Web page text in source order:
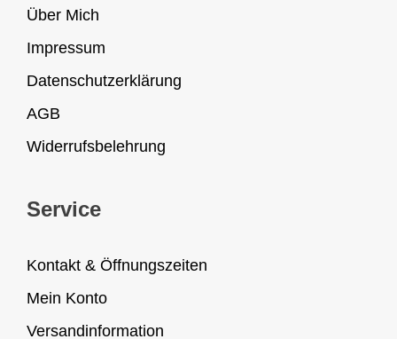
Über Mich
Impressum
Datenschutzerklärung
AGB
Widerrufsbelehrung
Service
Kontakt & Öffnungszeiten
Mein Konto
Versandinformation